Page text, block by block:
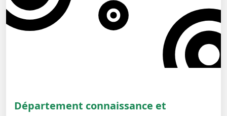
Département connaissance et